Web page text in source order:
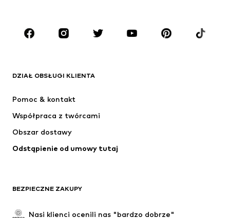
MARKI
Next
NAME IT
DZIAŁ OBSŁUGI KLIENTA
Pomoc & kontakt
Współpraca z twórcami
Obszar dostawy
Odstąpienie od umowy tutaj
BEZPIECZNE ZAKUPY
Nasi klienci ocenili nas "bardzo dobrze"